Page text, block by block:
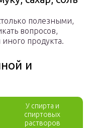
полезными,
вопросов,
продукта.
и
У спирта и
спиртовых
растворов